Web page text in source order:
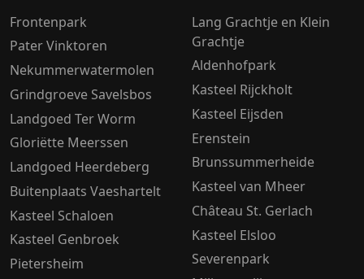
Frontenpark
Pater Vinktoren
Nekummerwatermolen
Grindgroeve Savelsbos
Landgoed Ter Worm
Gloriëtte Meerssen
Landgoed Heerdeberg
Buitenplaats Vaeshartelt
Kasteel Schaloen
Kasteel Genbroek
Pietersheim
Lang Grachtje en Klein
Grachtje
Aldenhofpark
Kasteel Rijckholt
Kasteel Eijsden
Erenstein
Brunssummerheide
Kasteel van Mheer
Château St. Gerlach
Kasteel Elsloo
Severenpark